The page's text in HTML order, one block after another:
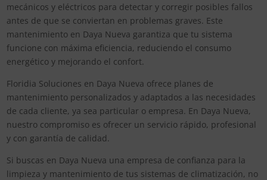
mecánicos y eléctricos para detectar y corregir posibles fallos
antes de que se conviertan en problemas graves. Este
mantenimiento en Daya Nueva garantiza que tu sistema
funcione con máxima eficiencia, reduciendo el consumo
energético y mejorando el confort.
Floridia Soluciones en Daya Nueva ofrece planes de
mantenimiento personalizados y adaptados a las necesidades
de cada cliente, ya sea particular o empresa. En Daya Nueva,
nuestro compromiso es ofrecer un servicio rápido, profesional
y con garantía de calidad.
Si buscas en Daya Nueva una empresa de confianza para la
limpieza y mantenimiento de tus sistemas de climatización, no